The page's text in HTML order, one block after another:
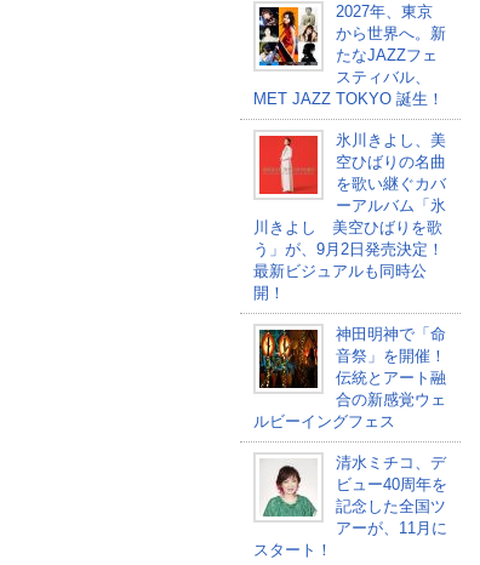
2027年、東京
から世界へ。新
たなJAZZフェ
スティバル、
MET JAZZ TOKYO 誕生！
氷川きよし、美
空ひばりの名曲
を歌い継ぐカバ
ーアルバム「氷
川きよし 美空ひばりを歌
う」が、9月2日発売決定！
最新ビジュアルも同時公
開！
神田明神で「命
音祭」を開催！
伝統とアート融
合の新感覚ウェ
ルビーイングフェス
清水ミチコ、デ
ビュー40周年を
記念した全国ツ
アーが、11月に
スタート！